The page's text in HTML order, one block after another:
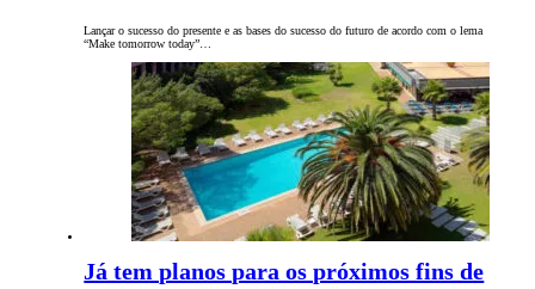
Lançar o sucesso do presente e as bases do sucesso do futuro de acordo com o lema
“Make tomorrow today”…
Já tem planos para os próximos fins de